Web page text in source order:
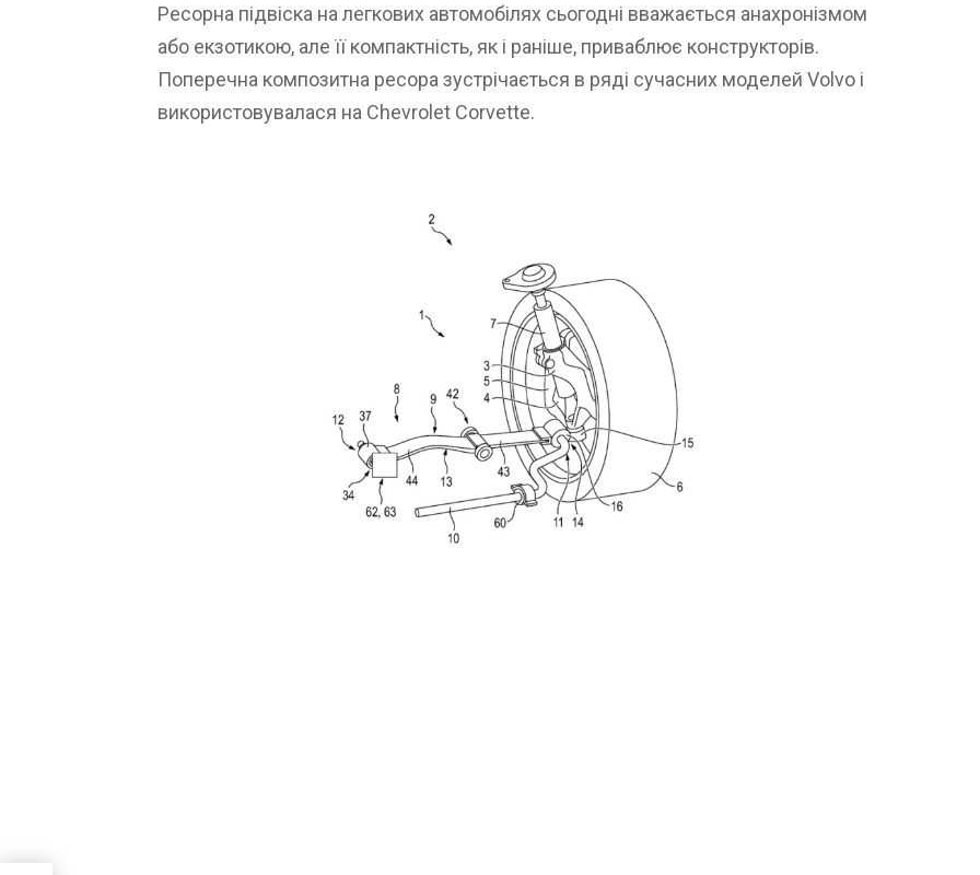
Ресорна підвіска на легкових автомобілях сьогодні вважається анахронізмом
або екзотикою, але її компактність, як і раніше, приваблює конструкторів.
Поперечна композитна ресора зустрічається в ряді сучасних моделей Volvo і
використовувалася на Chevrolet Corvette.